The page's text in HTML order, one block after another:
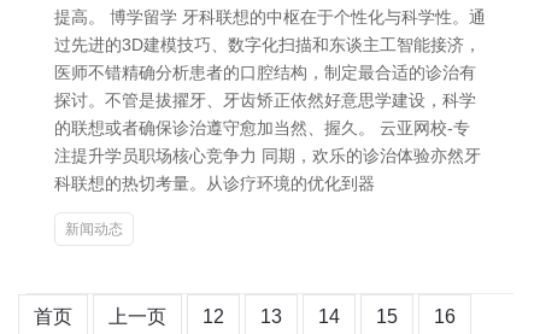
提高。 博学留学 牙科联想的中枢在于个性化与科学性。通
过先进的3D建模技巧、数字化扫描和东谈主工智能接济，
医师不错精确分析患者的口腔结构，制定最合适的诊治有
探讨。不管是拔擢牙、牙齿矫正依然好意思学建设，科学
的联想或者确保诊治遵守愈加当然、握久。 云亚网校-专
注提升学员职场核心竞争力 同期，欢乐的诊治体验亦然牙
科联想的热切考量。从诊疗环境的优化到器
新闻动态
首页 上一页 12 13 14 15 16